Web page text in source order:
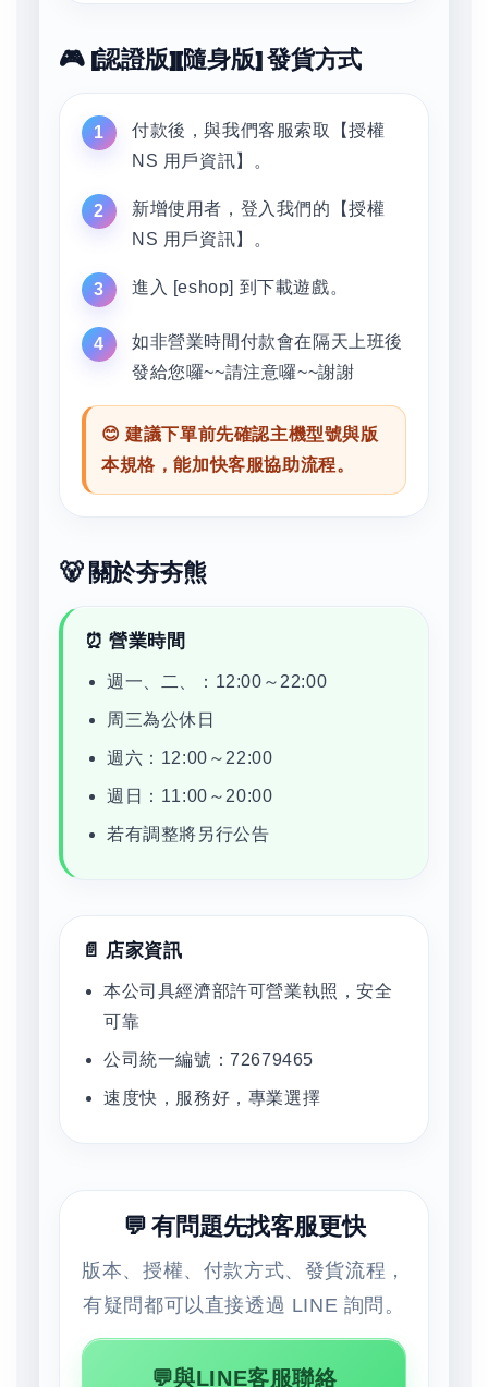
🎮 [認證版][隨身版] 發貨方式
付款後，與我們客服索取【授權
NS 用戶資訊】。
新增使用者，登入我們的【授權
NS 用戶資訊】。
進入 [eshop] 到下載遊戲。
如非營業時間付款會在隔天上班後
發給您囉~~請注意囉~~謝謝
😊 建議下單前先確認主機型號與版
本規格，能加快客服協助流程。
🐻 關於夯夯熊
⏰ 營業時間
週一、二、：12:00～22:00
周三為公休日
週六：12:00～22:00
週日：11:00～20:00
若有調整將另行公告
📄 店家資訊
本公司具經濟部許可營業執照，安全
可靠
公司統一編號：72679465
速度快，服務好，專業選擇
💬 有問題先找客服更快
版本、授權、付款方式、發貨流程，
有疑問都可以直接透過 LINE 詢問。
💬與LINE客服聯絡